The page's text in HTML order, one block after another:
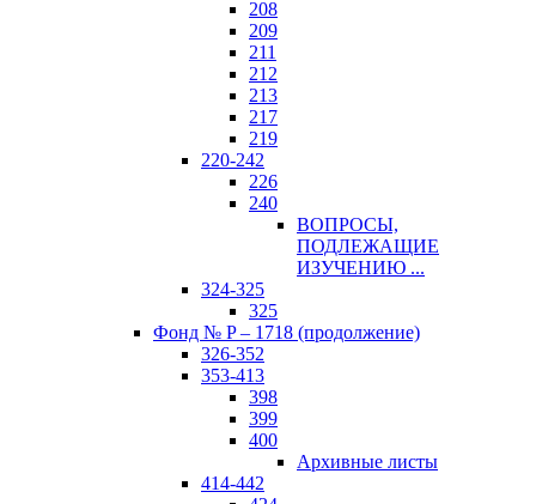
208
209
211
212
213
217
219
220-242
226
240
ВОПРОСЫ,
ПОДЛЕЖАЩИЕ
ИЗУЧЕНИЮ ...
324-325
325
Фонд № P – 1718 (продолжение)
326-352
353-413
398
399
400
Архивные листы
414-442